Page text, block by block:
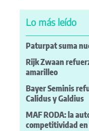
Lo más leído
Paturpat suma
Rijk Zwaan
amarilleo
Bayer Seminis
Calidus y Galdius
MAF RODA: la
competitividad en